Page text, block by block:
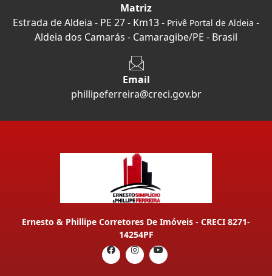
Matriz
Estrada de Aldeia - PE 27 - Km13 - Privê Portal de Aldeia -
Aldeia dos Camarás - Camaragibe/PE - Brasil
Email
phillipeferreira@creci.gov.br
Ernesto & Phillipe Corretores De Imóveis - CRECI 8271-
14254PF